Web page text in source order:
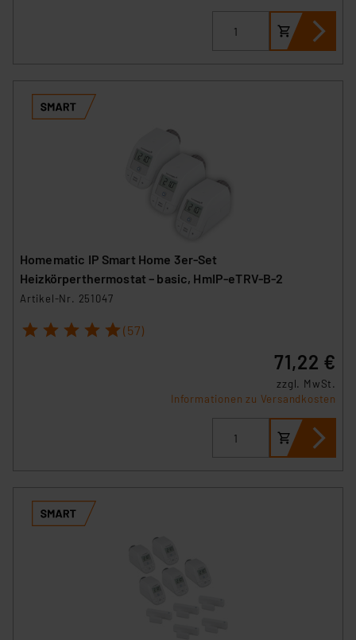
Homematic IP Smart Home 3er-Set
Heizkörperthermostat – basic, HmIP-eTRV-B-2
Artikel-Nr. 251047
1 2 3 4 5 (57)
71,22 €
zzgl. MwSt.
Informationen zu Versandkosten